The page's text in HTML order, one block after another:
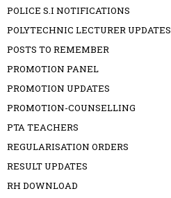
POLICE S.I NOTIFICATIONS
POLYTECHNIC LECTURER UPDATES
POSTS TO REMEMBER
PROMOTION PANEL
PROMOTION UPDATES
PROMOTION-COUNSELLING
PTA TEACHERS
REGULARISATION ORDERS
RESULT UPDATES
RH DOWNLOAD